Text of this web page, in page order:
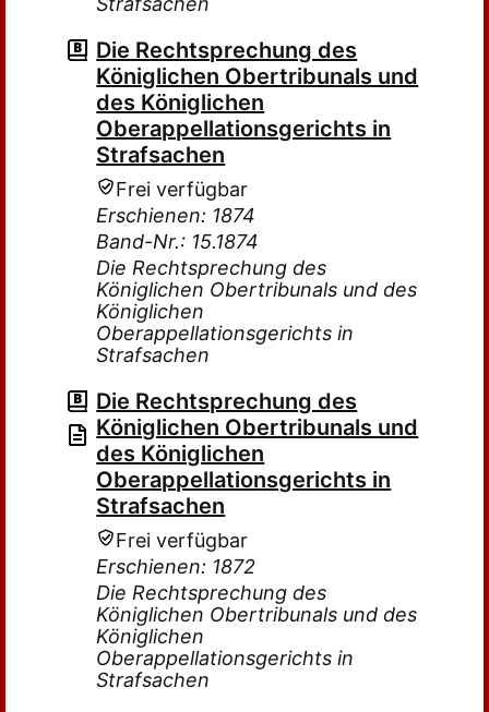
Die Rechtsprechung des
Königlichen Obertribunals und
des Königlichen
Oberappellationsgerichts in
Strafsachen
Frei verfügbar
Erschienen: 1874
Band-Nr.: 15.1874
Die Rechtsprechung des
Königlichen Obertribunals und des
Königlichen
Oberappellationsgerichts in
Strafsachen
Die Rechtsprechung des
Königlichen Obertribunals und
des Königlichen
Oberappellationsgerichts in
Strafsachen
Frei verfügbar
Erschienen: 1872
Die Rechtsprechung des
Königlichen Obertribunals und des
Königlichen
Oberappellationsgerichts in
Strafsachen